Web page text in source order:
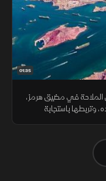
01:35
الملاحة في مضيق هرمز،
وتربطها باستجابة